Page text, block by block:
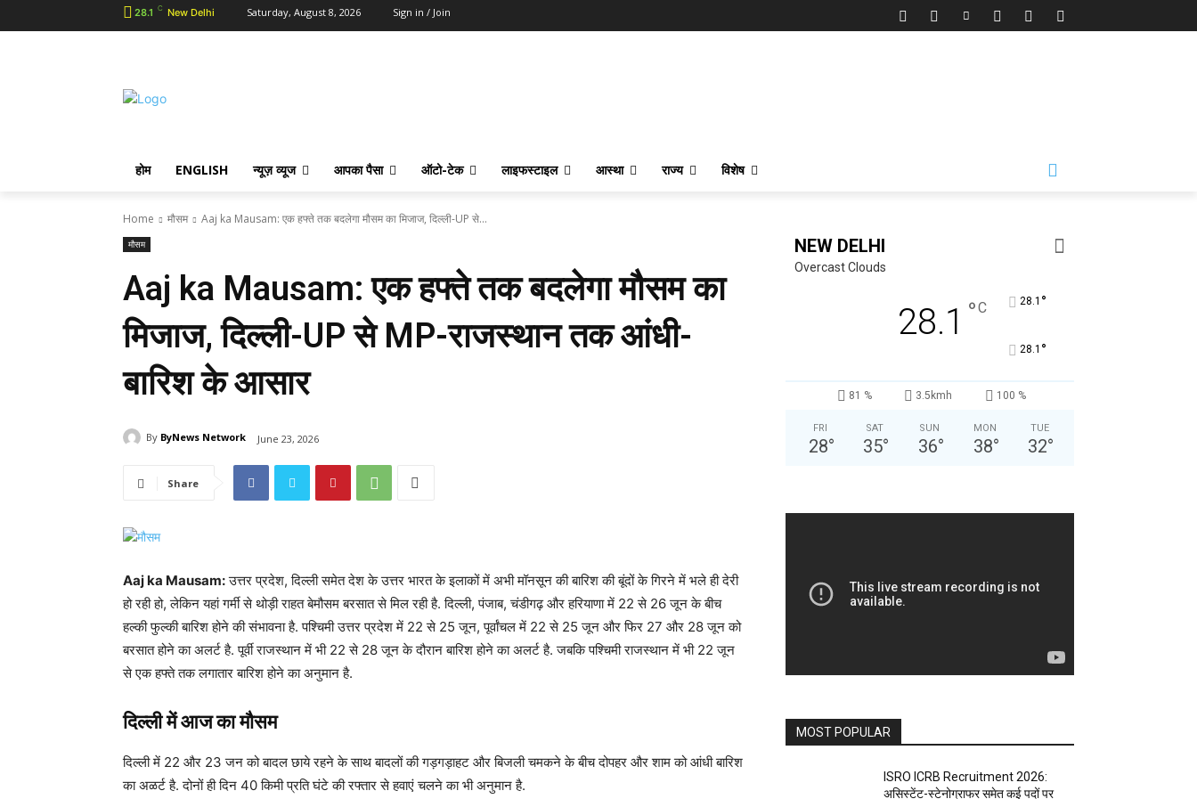
28.1 C New Delhi Saturday, August 8, 2026 Sign in / Join
होम ENGLISH न्यूज़ व्यूज आपका पैसा ऑटो-टेक लाइफस्टाइल आस्था राज्य विशेष
Home मौसम Aaj ka Mausam: एक हफ्ते तक बदलेगा मौसम का मिजाज, दिल्ली-UP से...
मौसम
Aaj ka Mausam: एक हफ्ते तक बदलेगा मौसम का
मिजाज, दिल्ली-UP से MP-राजस्थान तक आंधी-
बारिश के आसार
By ByNews Network June 23, 2026
Share
Aaj ka Mausam:उत्तर प्रदेश, दिल्ली समेत देश के उत्तर भारत के इलाकों में अभी मॉनसून की बारिश की बूंदों के गिरने में भले ही देरी
हो रही हो, लेकिन यहां गर्मी से थोड़ी राहत बेमौसम बरसात से मिल रही है. दिल्ली, पंजाब, चंडीगढ़ और हरियाणा में 22 से 26 जून के बीच
हल्की फुल्की बारिश होने की संभावना है. पश्चिमी उत्तर प्रदेश में 22 से 25 जून, पूर्वांचल में 22 से 25 जून और फिर 27 और 28 जून को
बरसात होने का अलर्ट है. पूर्वी राजस्थान में भी 22 से 28 जून के दौरान बारिश होने का अलर्ट है. जबकि पश्चिमी राजस्थान में भी 22 जून
से एक हफ्ते तक लगातार बारिश होने का अनुमान है.
दिल्ली में आज का मौसम
दिल्ली में 22 और 23 जन को बादल छाये रहने के साथ बादलों की गड़गड़ाहट और बिजली चमकने के बीच दोपहर और शाम को आंधी बारिश
का अळर्ट है. दोनों ही दिन 40 किमी प्रति घंटे की रफ्तार से हवाएं चलने का भी अनुमान है.
NEW DELHI
Overcast Clouds
28.1 °C 28.1 °
28.1 °
81 % 3.5kmh 100 %
FRI
28°
SAT
35°
SUN
36°
MON
38°
TUE
32°
MOST POPULAR
ISRO ICRB Recruitment 2026:
असिस्टेंट-स्टेनोग्राफर समेत कई पदों पर